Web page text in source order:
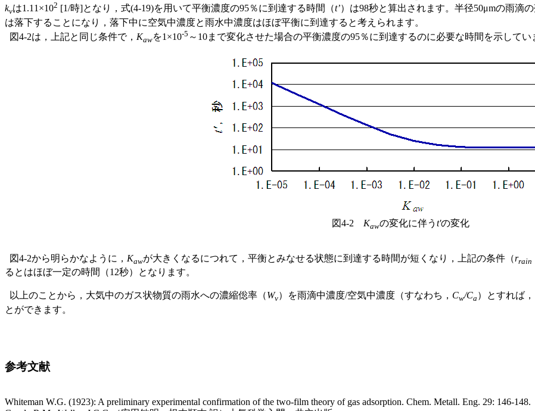
kvは1.11×102 [1/時]となり，式(4-19)を用いて平衡濃度の95％に到達する時間（t’）は98秒と算出されます。半径50μmの雨滴
は落下することになり，落下中に空気中濃度と雨水中濃度はほぼ平衡に到達すると考えられます。
図4-2は，上記と同じ条件で， Kawを1×10-5 ～10まで変化させた場合の平衡濃度の95％に到達するのに必要な時間を示してい
図4-2 Kawの変化に伴う t'の変化
図4-2から明らかなように， Kawが大きくなるにつれて，平衡とみなせる状態に到達する時間が短くなり，上記の条件（rrain
るとはほぼ一定の時間（12秒）となります。
以上のことから，大気中のガス状物質の雨水への濃縮倊率（Wv）を雨滴中濃度/空気中濃度（すなわち， Cw/Ca ）とすれば
とができます。
参考文献
Whiteman W.G. (1923): A preliminary experimental confirmation of the two-film theory of gas adsorption. Chem. Metall. Eng. 29: 146-148.